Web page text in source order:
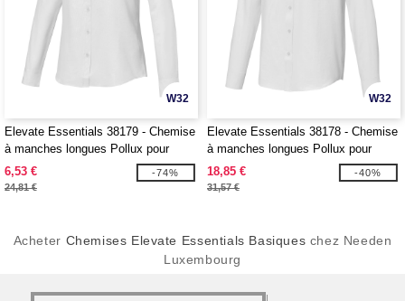
W32
Elevate Essentials 38179 - Chemise
à manches longues Pollux pour
femme
6,53 €
24,81 €
-74%
W32
Elevate Essentials 38178 - Chemise
à manches longues Pollux pour
homme
18,85 €
31,57 €
-40%
Acheter Chemises Elevate Essentials Basiques chez Needen
Luxembourg